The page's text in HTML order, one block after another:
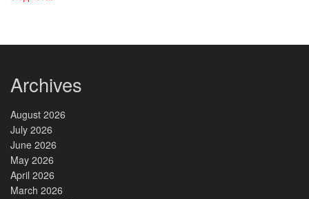
Archives
August 2026
July 2026
June 2026
May 2026
April 2026
March 2026